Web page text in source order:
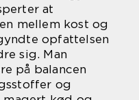
at
mellem kost og
opfattelsen
sig. Man
på balancen
og